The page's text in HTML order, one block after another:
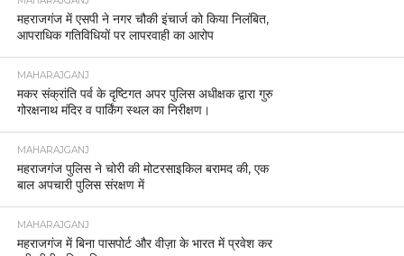
महराजगंज में एसपी ने नगर चौकी इंचार्ज को किया निलंबित,
आपराधिक गतिविधियों पर लापरवाही का आरोप
MAHARAJGANJ
मकर संक्रांति पर्व के दृष्टिगत अपर पुलिस अधीक्षक द्वारा गुरु
गोरक्षनाथ मंदिर व पार्किंग स्थल का निरीक्षण।
MAHARAJGANJ
महराजगंज पुलिस ने चोरी की मोटरसाइकिल बरामद की, एक
बाल अपचारी पुलिस संरक्षण में
MAHARAJGANJ
महराजगंज में बिना पासपोर्ट और वीज़ा के भारत में प्रवेश कर